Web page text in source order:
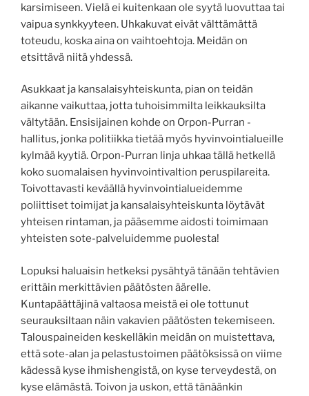
karsimiseen. Vielä ei kuitenkaan ole syytä luovuttaa tai
vaipua synkkyyteen. Uhkakuvat eivät välttämättä
toteudu, koska aina on vaihtoehtoja. Meidän on
etsittävä niitä yhdessä.
Asukkaat ja kansalaisyhteiskunta, pian on teidän
aikanne vaikuttaa, jotta tuhoisimmilta leikkauksilta
vältytään. Ensisijainen kohde on Orpon-Purran -
hallitus, jonka politiikka tietää myös hyvinvointialueille
kylmää kyytiä. Orpon-Purran linja uhkaa tällä hetkellä
koko suomalaisen hyvinvointivaltion peruspilareita.
Toivottavasti keväällä hyvinvointialueidemme
poliittiset toimijat ja kansalaisyhteiskunta löytävät
yhteisen rintaman, ja pääsemme aidosti toimimaan
yhteisten sote-palveluidemme puolesta!
Lopuksi haluaisin hetkeksi pysähtyä tänään tehtävien
erittäin merkittävien päätösten äärelle.
Kuntapäättäjinä valtaosa meistä ei ole tottunut
seurauksiltaan näin vakavien päätösten tekemiseen.
Talouspaineiden keskelläkin meidän on muistettava,
että sote-alan ja pelastustoimen päätöksissä on viime
kädessä kyse ihmishengistä, on kyse terveydestä, on
kyse elämästä. Toivon ja uskon, että tänäänkin